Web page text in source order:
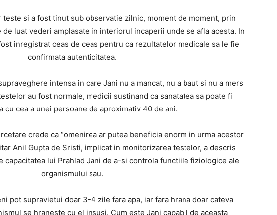
teste si a fost tinut sub observatie zilnic, moment de moment, prin
luat vederi amplasate in interiorul incaperii unde se afla acesta. In
inregistrat ceas de ceas pentru ca rezultatelor medicale sa le fie
confirmata autenticitatea.
intensa in care Jani nu a mancat, nu a baut si nu a mers
au fost normale, medicii sustinand ca sanatatea sa poate fi
cu cea a unei persoane de aproximativ 40 de ani.
crede ca “omenirea ar putea beneficia enorm in urma acestor
Anil Gupta de Sristi, implicat in monitorizarea testelor, a descris
capacitatea lui Prahlad Jani de a-si controla functiile fiziologice ale
organismului sau.
pot supravietui doar 3-4 zile fara apa, iar fara hrana doar cateva
se hraneste cu el insusi. Cum este Jani capabil de aceasta